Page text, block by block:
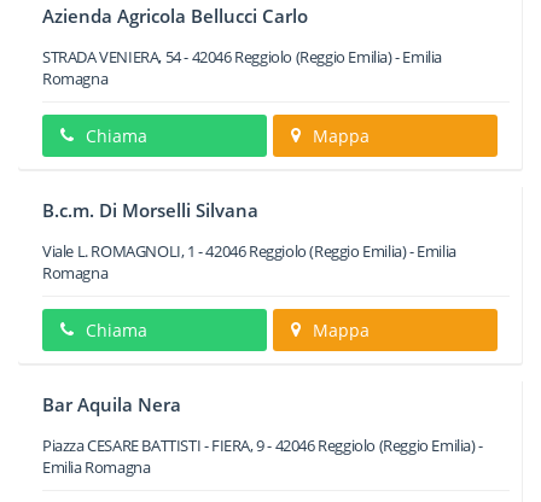
Azienda Agricola Bellucci Carlo
STRADA VENIERA, 54-42046Reggiolo (Reggio Emilia) -Emilia
Romagna
Chiama Mappa
B.c.m. Di Morselli Silvana
Viale L. ROMAGNOLI, 1 -42046Reggiolo(Reggio Emilia) -Emilia
Romagna
Chiama Mappa
Bar Aquila Nera
Piazza CESARE BATTISTI - FIERA, 9-42046Reggiolo (Reggio Emilia) -
Emilia Romagna